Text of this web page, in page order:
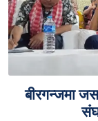
बीरगन्जमा